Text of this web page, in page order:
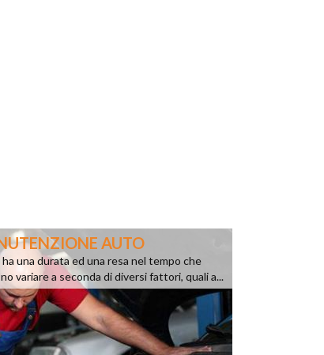
AUTO
ha una durata ed una resa nel tempo che
variare a seconda di diversi fattori, quali a...